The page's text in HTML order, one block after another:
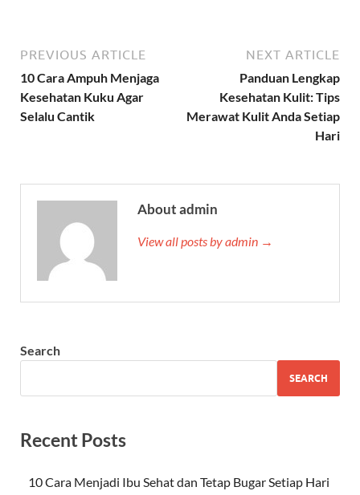
PREVIOUS ARTICLE
10 Cara Ampuh Menjaga
Kesehatan Kuku Agar
Selalu Cantik
NEXT ARTICLE
Panduan Lengkap
Kesehatan Kulit: Tips
Merawat Kulit Anda Setiap
Hari
About admin
View all posts by admin →
Search
SEARCH
Recent Posts
10 Cara Menjadi Ibu Sehat dan Tetap Bugar Setiap Hari